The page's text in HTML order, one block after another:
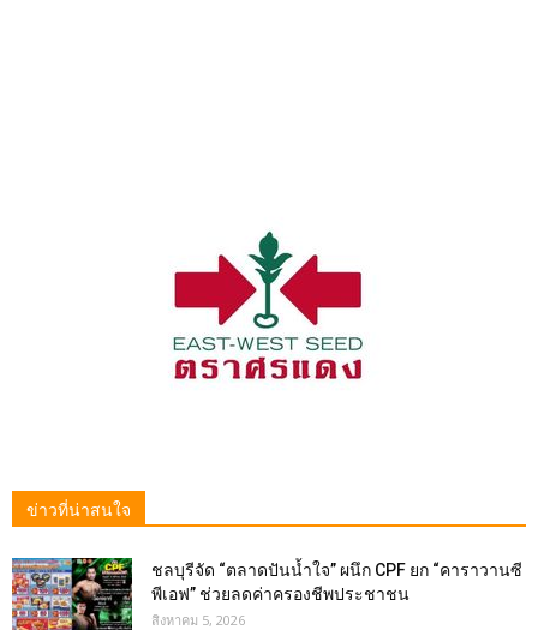
ข่าวที่น่าสนใจ
ชลบุรีจัด “ตลาดปันน้ำใจ” ผนึก CPF ยก “คาราวานซี
พีเอฟ” ช่วยลดค่าครองชีพประชาชน
สิงหาคม 5, 2026